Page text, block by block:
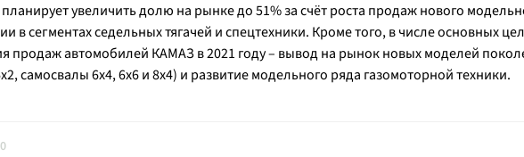
увеличить долю на рынке до 51% за счёт роста продаж нового
в сегментах седельных тягачей и спецтехники. Кроме того, в числе основных
продаж автомобилей КАМАЗ в 2021 году – вывод на рынок новых моделей
самосвалы 6х4, 6х6 и 8х4) и развитие модельного ряда газомоторной техники.
0